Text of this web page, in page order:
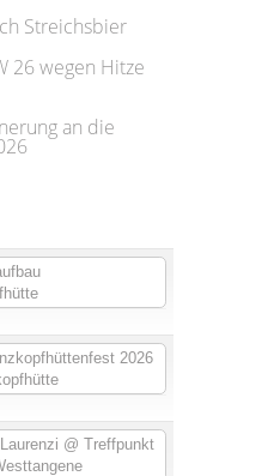
Streichsbier
26 wegen Hitze
an die
2026
@ Treffpunkt